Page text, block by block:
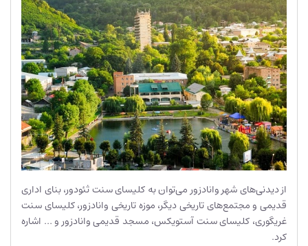
از دیدنی‌های شهر وانادزور می‌توان به کلیسای سنت ثئودور، بنای اداری
قدیمی و مجتمع‌های تاریخی دیگر، موزه تاریخی وانادزور، کلیسای سنت
غریگوری، کلیسای سنت آستویکس، مسجد قدیمی وانادزور و … اشاره
کرد.